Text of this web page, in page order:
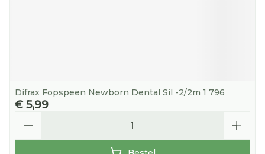
Difrax Fopspeen Newborn Dental Sil -2/2m 1 796
€ 5,99